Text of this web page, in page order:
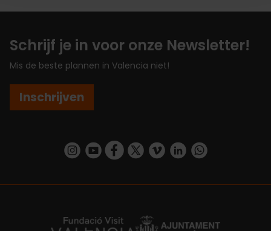
Schrijf je in voor onze Newsletter!
Mis de beste plannen in Valencia niet!
Inschrijven
https://www.instagram.com/visit_valencia/
https://www.youtube.com/user/
https://www.facebook.com/
https://twitter.com/
https://vimeo.com/
https://www.linkedin.com/company/turismo-valencia/https://api.whatsapp.com/send/